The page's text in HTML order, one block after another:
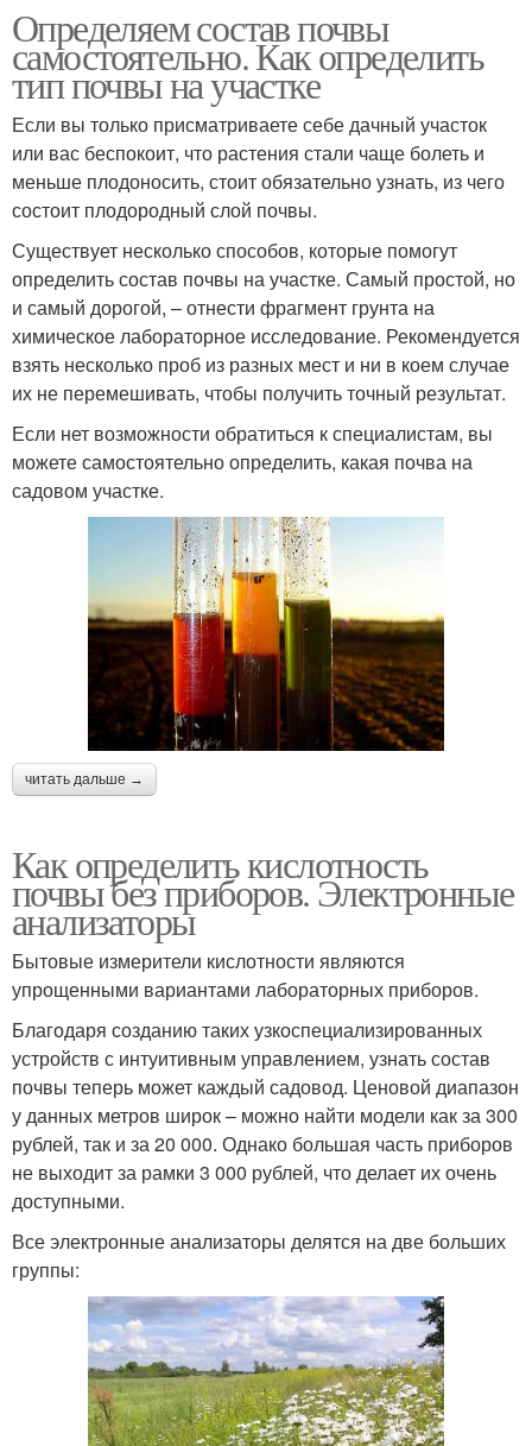
Определяем состав почвы
самостоятельно. Как определить
тип почвы на участке
Если вы только присматриваете себе дачный участок
или вас беспокоит, что растения стали чаще болеть и
меньше плодоносить, стоит обязательно узнать, из чего
состоит плодородный слой почвы.
Существует несколько способов, которые помогут
определить состав почвы на участке. Самый простой, но
и самый дорогой, – отнести фрагмент грунта на
химическое лабораторное исследование. Рекомендуется
взять несколько проб из разных мест и ни в коем случае
их не перемешивать, чтобы получить точный результат.
Если нет возможности обратиться к специалистам, вы
можете самостоятельно определить, какая почва на
садовом участке.
читать дальше →
Как определить кислотность
почвы без приборов. Электронные
анализаторы
Бытовые измерители кислотности являются
упрощенными вариантами лабораторных приборов.
Благодаря созданию таких узкоспециализированных
устройств с интуитивным управлением, узнать состав
почвы теперь может каждый садовод. Ценовой диапазон
у данных метров широк – можно найти модели как за 300
рублей, так и за 20 000. Однако большая часть приборов
не выходит за рамки 3 000 рублей, что делает их очень
доступными.
Все электронные анализаторы делятся на две больших
группы: